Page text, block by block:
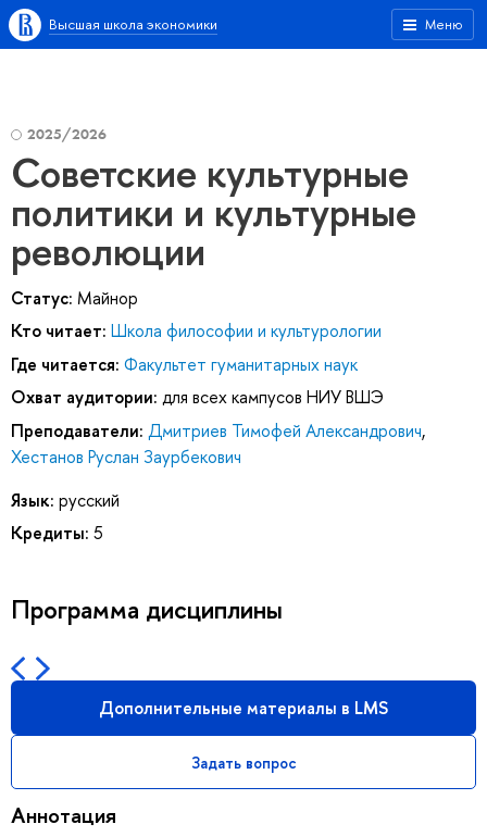
Меню
Высшая школа экономики
2025/2026
Советские культурные
политики и культурные
революции
Статус: Майнор
Кто читает: Школа философии и культурологии
Где читается: Факультет гуманитарных наук
Охват аудитории: для всех кампусов НИУ ВШЭ
Преподаватели: Дмитриев Тимофей Александрович,
Хестанов Руслан Заурбекович
Язык: русский
Кредиты: 5
Программа дисциплины
Дополнительные материалы в LMS
Задать вопрос
Аннотация